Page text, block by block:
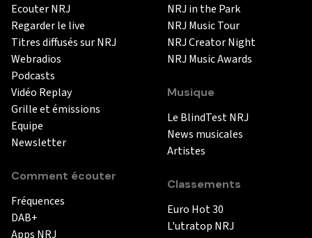
Ecouter NRJ
Regarder le live
Titres diffusés sur NRJ
Webradios
Podcasts
Vidéo Replay
Grille et émissions
Equipe
Newsletter
Comment écouter
Fréquences
DAB+
Apps NRJ
NRJ in the Park
NRJ Music Tour
NRJ Creator Night
NRJ Music Awards
Musique
Le BlindTest NRJ
News musicales
Artistes
Classements
Euro Hot 30
L'utratop NRJ